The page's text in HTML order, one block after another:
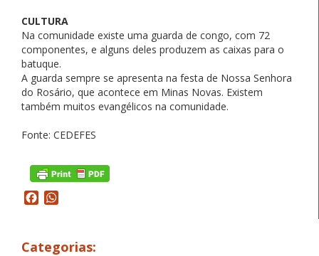
CULTURA
Na comunidade existe uma guarda de congo, com 72
componentes, e alguns deles produzem as caixas para o
batuque.
A guarda sempre se apresenta na festa de Nossa Senhora
do Rosário, que acontece em Minas Novas. Existem
também muitos evangélicos na comunidade.
Fonte: CEDEFES
Facebook
Categorias: